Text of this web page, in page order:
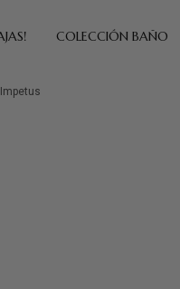
COLECCIÓN BAÑO